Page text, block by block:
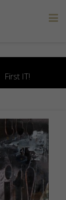
First IT!